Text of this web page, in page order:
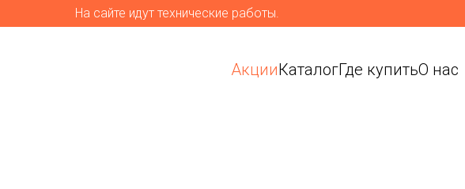
На сайте идут технические работы.
АкцииКаталогГде купитьО нас